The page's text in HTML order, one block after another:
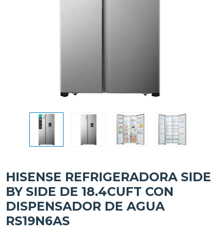
HISENSE REFRIGERADORA SIDE
BY SIDE DE 18.4CUFT CON
DISPENSADOR DE AGUA
RS19N6AS